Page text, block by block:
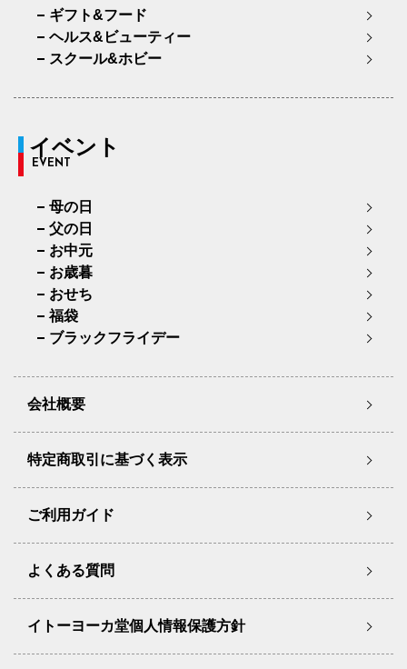
ギフト&フード
ヘルス&ビューティー
スクール&ホビー
イベント
EVENT
母の日
父の日
お中元
お歳暮
おせち
福袋
ブラックフライデー
会社概要
特定商取引に基づく表示
ご利用ガイド
よくある質問
イトーヨーカ堂個人情報保護方針